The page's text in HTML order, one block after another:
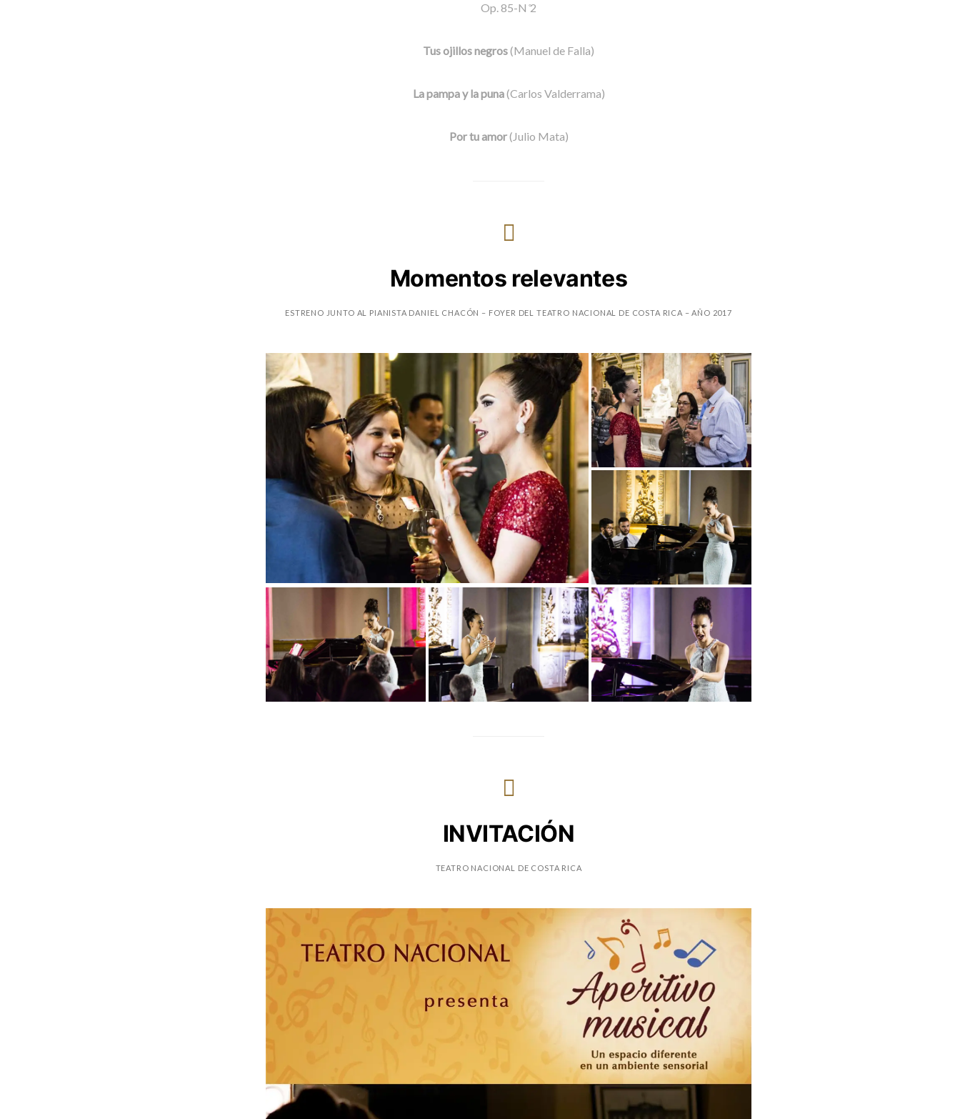
Op. 85-N ̊2
Tus ojillos negros(Manuel de Falla)
La pampa y la puna(Carlos Valderrama)
Por tu amor(Julio Mata)
Momentos relevantes
ESTRENO JUNTO AL PIANISTA DANIEL CHACÓN – FOYER DEL TEATRO NACIONAL DE COSTA RICA – AÑO 2017
INVITACIÓN
TEATRO NACIONAL DE COSTA RICA